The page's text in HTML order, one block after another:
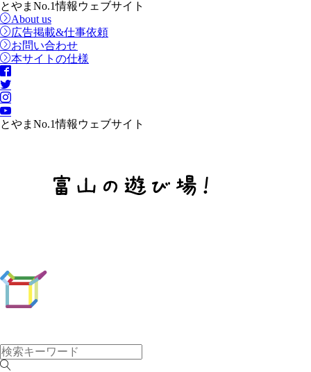
とやまNo.1情報ウェブサイト
About us
広告掲載&仕事依頼
お問い合わせ
本サイトの仕様
とやまNo.1情報ウェブサイト